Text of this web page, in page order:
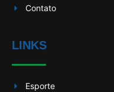
Contato
LINKS
Esporte